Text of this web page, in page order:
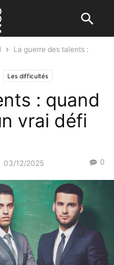
La guerre des talents :
Les difficultés
: quand
vrai défi
03/12/2025 0